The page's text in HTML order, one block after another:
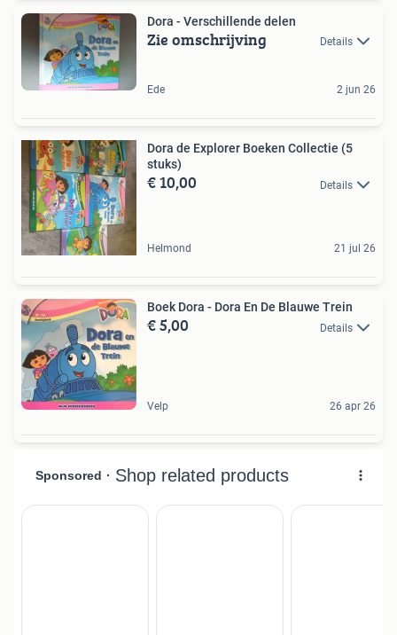
Dora - Verschillende delen
Zie omschrijving Details
Ede 2 jun 26
Dora de Explorer Boeken Collectie (5
stuks)
€ 10,00 Details
Helmond 21 jul 26
Boek Dora - Dora En De Blauwe Trein
€ 5,00 Details
Velp 26 apr 26